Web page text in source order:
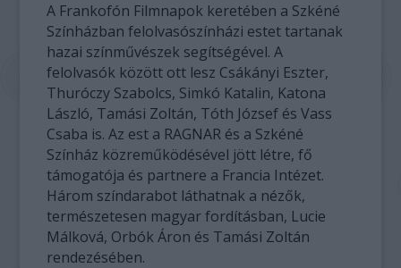
A Frankofón Filmnapok keretében a Szkéné
Színházban felolvasószínházi estet tartanak
hazai színművészek segítségével. A
felolvasók között ott lesz Csákányi Eszter,
Thuróczy Szabolcs, Simkó Katalin, Katona
László, Tamási Zoltán, Tóth József és Vass
Csaba is. Az est a RAGNAR és a Szkéné
Színház közreműködésével jött létre, fő
támogatója és partnere a Francia Intézet.
Három színdarabot láthatnak a nézők,
természetesen magyar fordításban, Lucie
Málková, Orbók Áron és Tamási Zoltán
rendezésében.